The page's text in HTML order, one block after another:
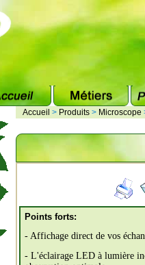
Accueil > Produits > Microscope
Points forts:
- Affichage direct de vos
- L'éclairage LED à lumière